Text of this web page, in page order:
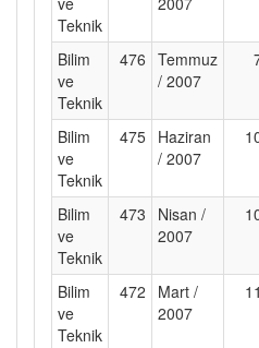
Teknik
Bilim
ve
Teknik
476 Temmuz
/ 2007
Bilim
ve
Teknik
475 Haziran
/ 2007
Bilim
ve
Teknik
473
Nisan /
2007
Bilim
ve
Teknik
472
Mart /
2007